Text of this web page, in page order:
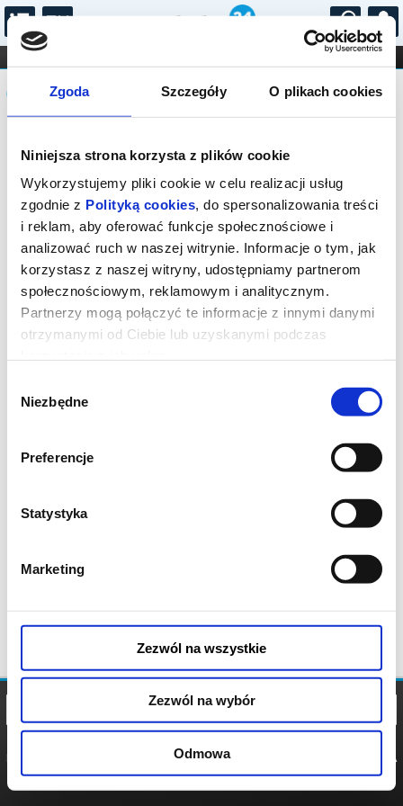
Zgoda Szczegóły O plikach cookies
Niniejsza strona korzysta z plików cookie
Wykorzystujemy pliki cookie w celu realizacji usług
zgodnie z Polityką cookies, do spersonalizowania treści
i reklam, aby oferować funkcje społecznościowe i
analizować ruch w naszej witrynie. Informacje o tym, jak
korzystasz z naszej witryny, udostępniamy partnerom
społecznościowym, reklamowym i analitycznym.
Partnerzy mogą połączyć te informacje z innymi danymi
otrzymanymi od Ciebie lub uzyskanymi podczas
zgody
Niezbędne
Preferencje
Statystyka
Marketing
Zezwól na wszystkie
Zezwól na wybór
Odmowa
...
FILHARMONIA OPERA I BALET
STAND-UP
DLA DZIECI
Komunikat
Sprzedaż biletów on-line na wydarzenie
została zakończona.
POLITYKA
POLITYKA